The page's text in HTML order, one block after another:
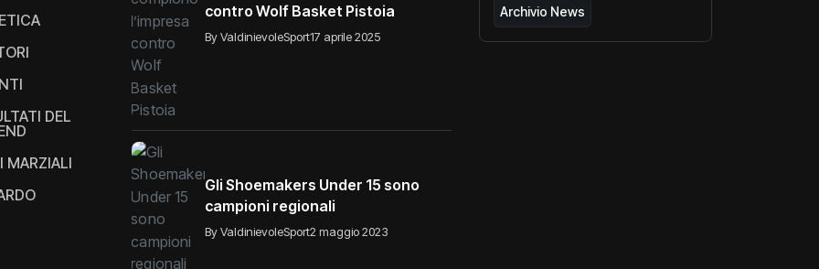
DEL
MARZIALI
contro Wolf Basket Pistoia
By ValdinievoleSport17 aprile 2025
Gli Shoemakers Under 15 sono
campioni regionali
By ValdinievoleSport2 maggio 2023
Archivio News